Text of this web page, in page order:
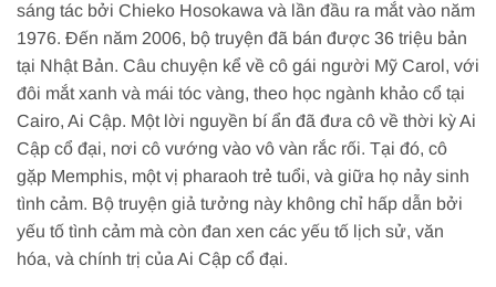
sáng tác bởi Chieko Hosokawa và lần đầu ra mắt vào năm
1976. Đến năm 2006, bộ truyện đã bán được 36 triệu bản
tại Nhật Bản. Câu chuyện kể về cô gái người Mỹ Carol, với
đôi mắt xanh và mái tóc vàng, theo học ngành khảo cổ tại
Cairo, Ai Cập. Một lời nguyền bí ẩn đã đưa cô về thời kỳ Ai
Cập cổ đại, nơi cô vướng vào vô vàn rắc rối. Tại đó, cô
gặp Memphis, một vị pharaoh trẻ tuổi, và giữa họ nảy sinh
tình cảm. Bộ truyện giả tưởng này không chỉ hấp dẫn bởi
yếu tố tình cảm mà còn đan xen các yếu tố lịch sử, văn
hóa, và chính trị của Ai Cập cổ đại.